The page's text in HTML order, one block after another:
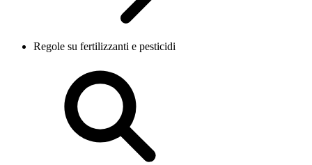
Regole su fertilizzanti e pesticidi